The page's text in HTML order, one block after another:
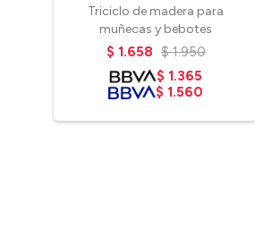
Triciclo de madera para
muñecas y bebotes
$ 1.658 $ 1.950
$ 1.365
$ 1.560